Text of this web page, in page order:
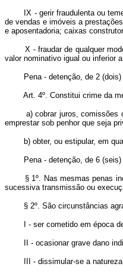
IX - gerir fraudulenta ou
de vendas e imóveis a
e aposentadoria; caixas
X - fraudar de qualquer modo
valor nominativo igual ou inferior
Pena - detenção, de 2 (dois)
Art. 4º. Constitui crime da
a) cobrar juros, comissões
emprestar sob penhor que seja
b) obter, ou estipular, em
Pena - detenção, de 6 (seis)
§ 1º. Nas mesmas penas
sucessiva transmissão ou
§ 2º. São circunstâncias
I - ser cometido em época
II - ocasionar grave dano
III - dissimular-se a